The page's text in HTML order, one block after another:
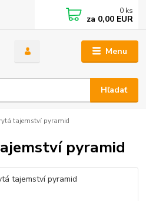
Menu
Hľadať
0 ks
za 0,00 EUR
tajemství pyramid
pyramid